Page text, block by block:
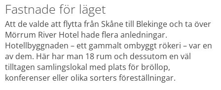
Fastnade för läget
Att de valde att flytta från Skåne till Blekinge och ta över
Mörrum River Hotel hade flera anledningar.
Hotellbyggnaden – ett gammalt ombyggt rökeri – var en
av dem. Här har man 18 rum och dessutom en väl
tilltagen samlingslokal med plats för bröllop,
konferenser eller olika sorters föreställningar.